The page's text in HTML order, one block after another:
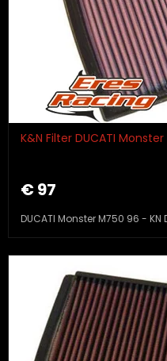
K&N Filter DUCATI
€ 97
DUCATI Monster M750 96 - KN